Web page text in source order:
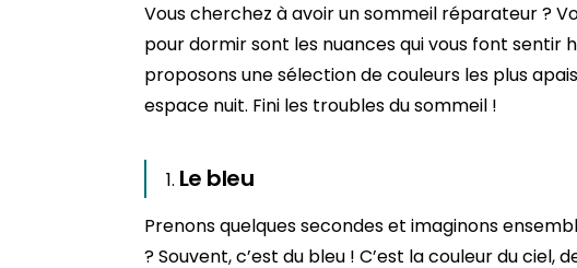
Vous cherchez à avoir un sommeil réparateur ?
pour dormir sont les nuances qui vous font sentir
proposons une sélection de couleurs les plus
espace nuit. Fini les troubles du sommeil !
Le bleu
Prenons quelques secondes et imaginons
? Souvent, c’est du bleu ! C’est la couleur du ciel,